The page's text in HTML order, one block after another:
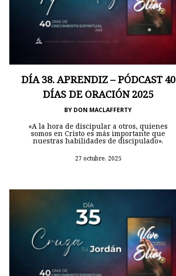
DÍA 38. APRENDIZ – PÓDCAST 40
DÍAS DE ORACIÓN 2025
BY DON MACLAFFERTY
«A la hora de discipular a otros, quienes
somos en Cristo es más importante que
nuestras habilidades de discipulado».
27 octubre, 2025